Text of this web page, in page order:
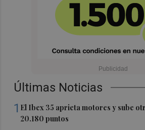
Últimas Noticias
1 El Ibex 35 aprieta motores y sube
20.180 puntos